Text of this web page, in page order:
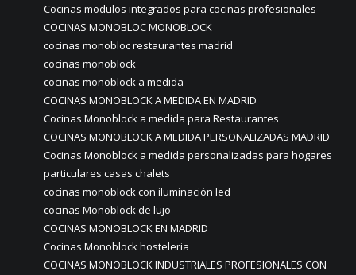
Cocinas modulos integrados para cocinas profesionales
COCINAS MONOBLOC MONOBLOCK
cocinas monobloc restaurantes madrid
cocinas monoblock
cocinas monoblock a medida
COCINAS MONOBLOCK A MEDIDA EN MADRID
Cocinas Monoblock a medida para Restaurantes
COCINAS MONOBLOCK A MEDIDA PERSONALIZADAS MADRID
Cocinas Monoblock a medida personalizadas para hogares
particulares casas chalets
cocinas monoblock con iluminación led
cocinas Monoblock de lujo
COCINAS MONOBLOCK EN MADRID
Cocinas Monoblock hosteleria
COCINAS MONOBLOCK INDUSTRIALES PROFESIONALES CON